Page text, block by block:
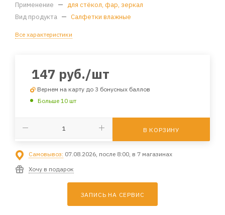
Применение — для стёкол, фар, зеркал
Вид продукта — Салфетки влажные
Все характеристики
147 руб./шт
Вернем на карту до 3 бонусных баллов
Больше 10 шт
В КОРЗИНУ
Самовывоз: 07.08.2026, после 8:00, в 7 магазинах
Хочу в подарок
ЗАПИСЬ НА СЕРВИС